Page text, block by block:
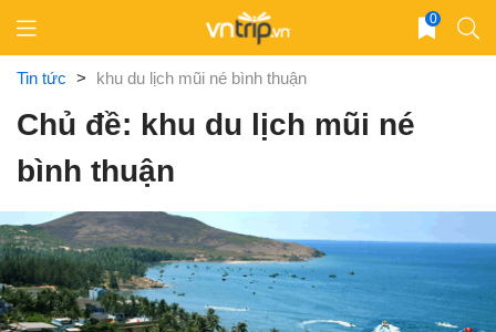
content
0
Tin tức > khu du lịch mũi né bình thuận
Chủ đề: khu du lịch mũi né
bình thuận